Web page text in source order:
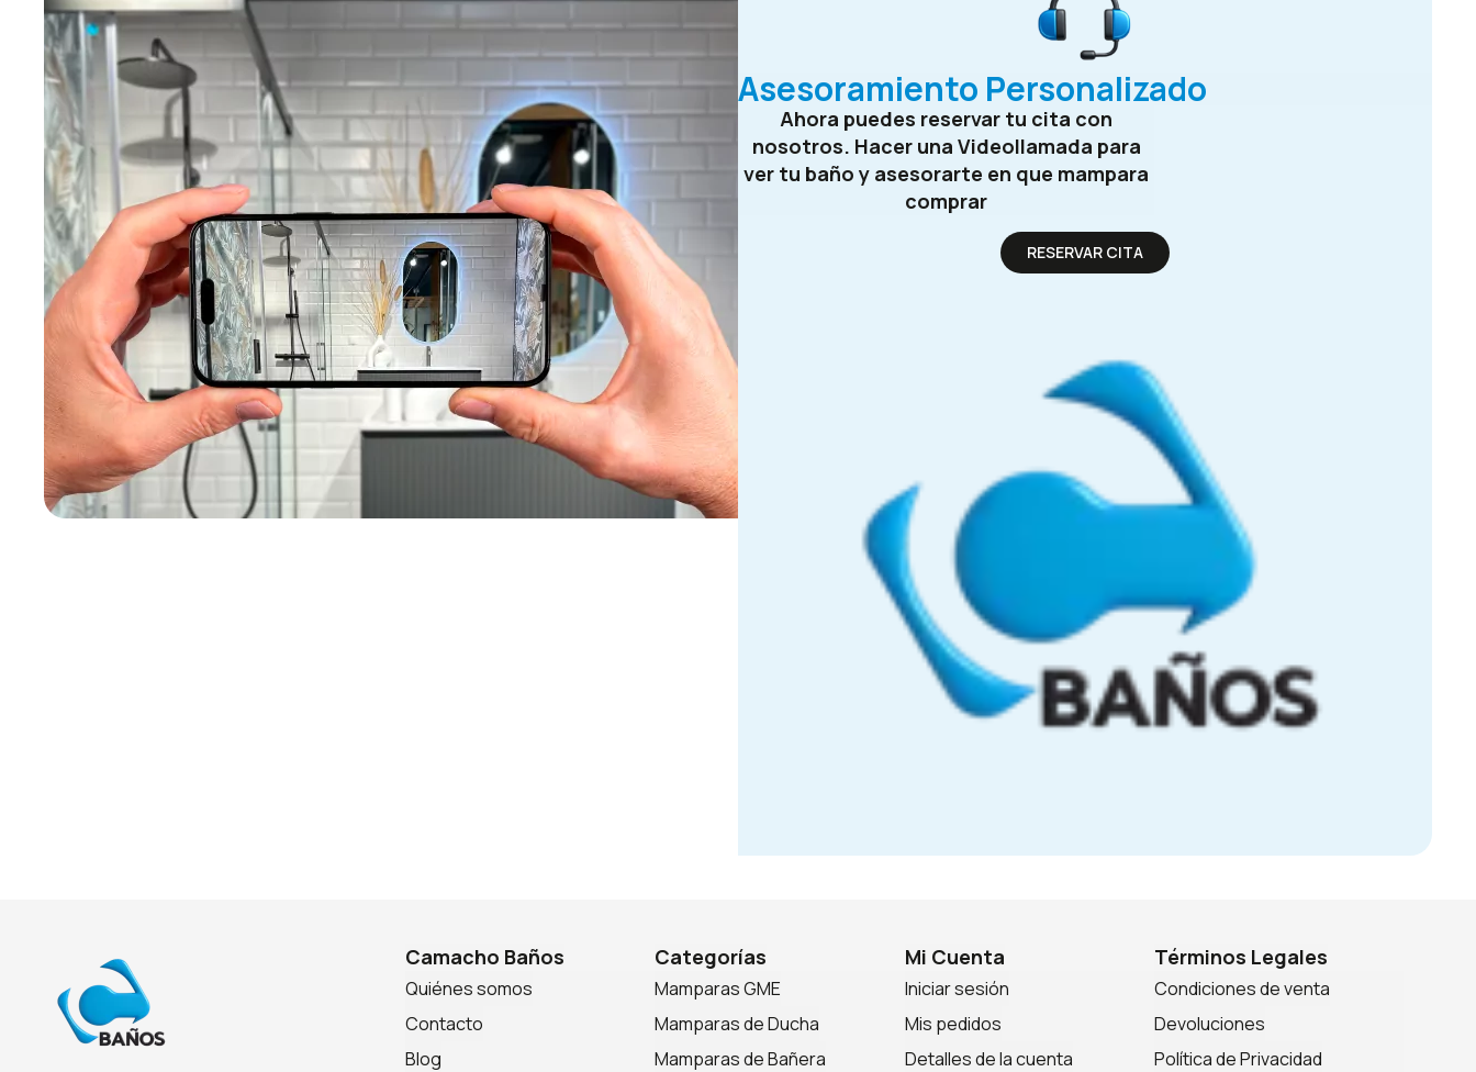
Asesoramiento Personalizado
Ahora puedes reservar tu cita con
nosotros. Hacer una Videollamada para
ver tu baño y asesorarte en que mampara
comprar
RESERVAR CITA
Camacho Baños
Quiénes somos
Contacto
Blog
Categorías
Mamparas GME
Mamparas de Ducha
Mamparas de Bañera
Mi Cuenta
Iniciar sesión
Mis pedidos
Detalles de la cuenta
Términos Legales
Condiciones de venta
Devoluciones
Política de Privacidad